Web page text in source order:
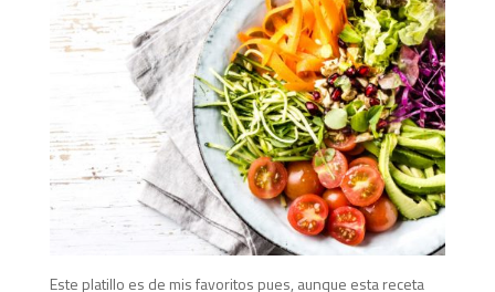
Este platillo es de mis favoritos pues, aunque esta receta